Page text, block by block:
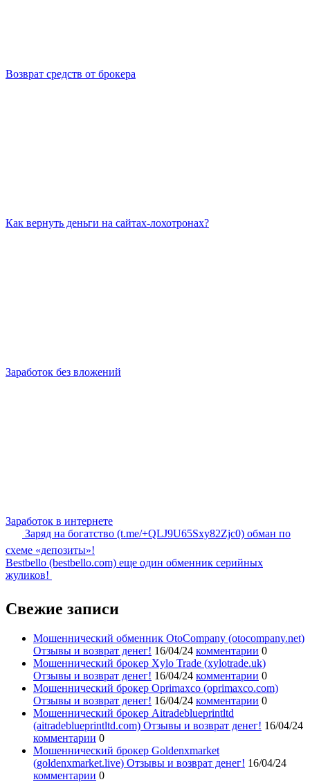
Возврат средств от брокера
Как вернуть деньги на сайтах-лохотронах?
Заработок без вложений
Заработок в интернете
Заряд на богатство (t.me/+QLJ9U65Sxy82Zjc0) обман по
схеме «депозиты»!
Bestbello (bestbello.com) еще один обменник серийных
жуликов!
Свежие записи
Мошеннический обменник OtoCompany (otocompany.net)
Отзывы и возврат денег! 16/04/24 комментарии 0
Мошеннический брокер Xylo Trade (xylotrade.uk)
Отзывы и возврат денег! 16/04/24 комментарии 0
Мошеннический брокер Oprimaxco (oprimaxco.com)
Отзывы и возврат денег! 16/04/24 комментарии 0
Мошеннический брокер Aitradeblueprintltd
(aitradeblueprintltd.com) Отзывы и возврат денег! 16/04/24
комментарии 0
Мошеннический брокер Goldenxmarket
(goldenxmarket.live) Отзывы и возврат денег! 16/04/24
комментарии 0